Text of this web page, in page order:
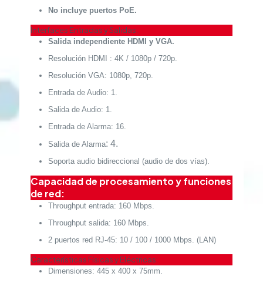
No incluye puertos PoE.
Interfaces Entradas y Salidas:
Salida independiente HDMI y VGA.
Resolución HDMI : 4K / 1080p / 720p.
Resolución VGA: 1080p, 720p.
Entrada de Audio: 1.
Salida de Audio: 1.
Entrada de Alarma: 16.
Salida de Alarma: 4.
Soporta audio bidireccional (audio de dos vías).
Capacidad de procesamiento y funciones
de red:
Throughput entrada: 160 Mbps.
Throughput salida: 160 Mbps.
2 puertos red RJ-45: 10 / 100 / 1000 Mbps. (LAN)
Características Físicas y Eléctricas:
Dimensiones: 445 x 400 x 75mm.